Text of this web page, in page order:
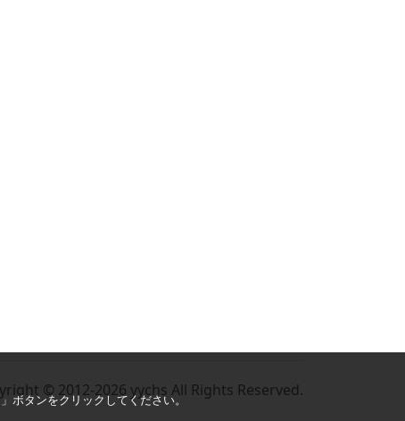
ボタンをクリックしてください。
© 2012-2026 yychs All Rights Reserved.